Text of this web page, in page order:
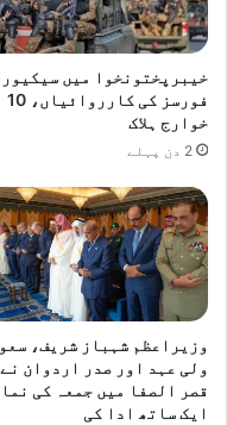
خیبرپختونخوا میں
فورسز کی کارروائیاں، 10
خوارج ہلاک
2 دن پہلے
وزیراعظم شہباز شریف،
ولی عہد اور صدر اردوان نے
قصر الصفا میں جمعہ کی
ایک ساتھ ادا کی